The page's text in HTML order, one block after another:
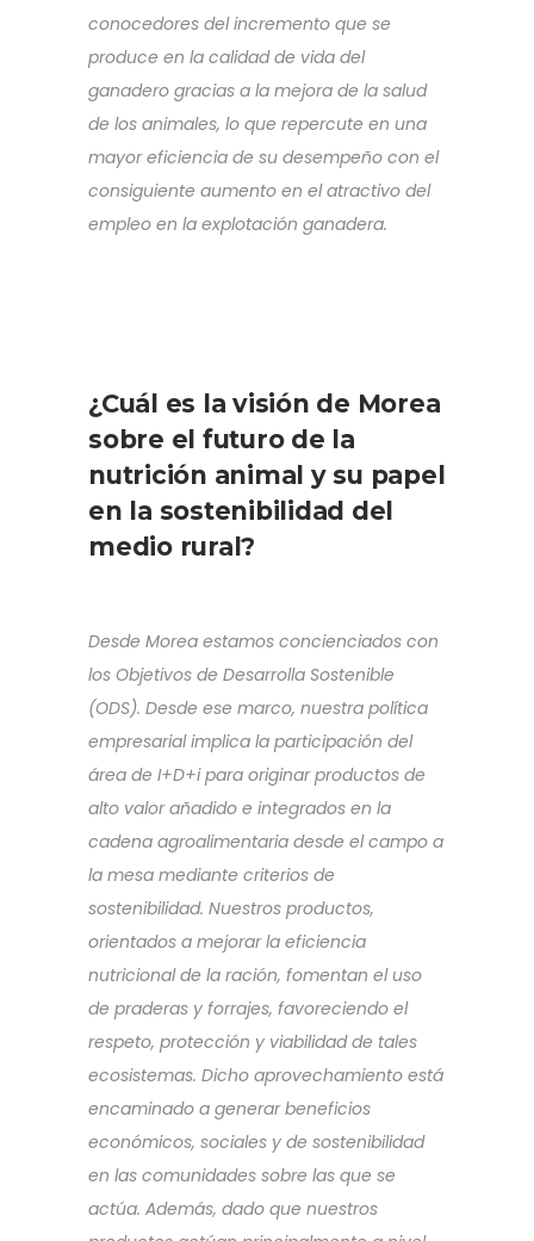
conocedores del incremento que se
produce en la calidad de vida del
ganadero gracias a la mejora de la salud
de los animales, lo que repercute en una
mayor eficiencia de su desempeño con el
consiguiente aumento en el atractivo del
empleo en la explotación ganadera.
¿Cuál es la visión de Morea
sobre el futuro de la
nutrición animal y su papel
en la sostenibilidad del
medio rural?
Desde Morea estamos concienciados con
los Objetivos de Desarrolla Sostenible
(ODS). Desde ese marco, nuestra política
empresarial implica la participación del
área de I+D+i para originar productos de
alto valor añadido e integrados en la
cadena agroalimentaria desde el campo a
la mesa mediante criterios de
sostenibilidad. Nuestros productos,
orientados a mejorar la eficiencia
nutricional de la ración, fomentan el uso
de praderas y forrajes, favoreciendo el
respeto, protección y viabilidad de tales
ecosistemas. Dicho aprovechamiento está
encaminado a generar beneficios
económicos, sociales y de sostenibilidad
en las comunidades sobre las que se
actúa. Además, dado que nuestros